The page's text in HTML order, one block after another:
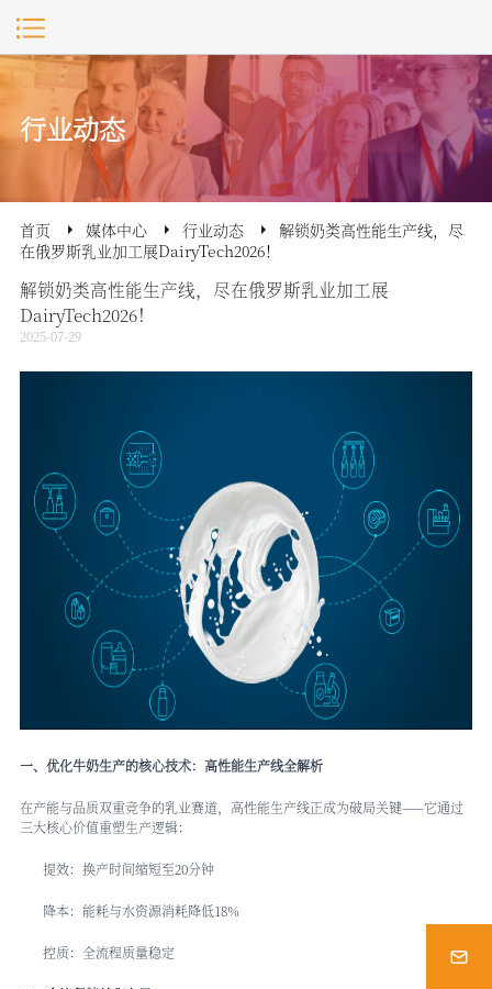
行业动态
首页 媒体中心 行业动态
解锁奶类高性能生产线，尽
在俄罗斯乳业加工展DairyTech2026！
解锁奶类高性能生产线，尽在俄罗斯乳业加工展
DairyTech2026！
2025-07-29
一、优化牛奶生产的核心技术：高性能生产线全解析
在产能与品质双重竞争的乳业赛道，高性能生产线正成为破局关键——它通过
三大核心价值重塑生产逻辑：
提效：换产时间缩短至20分钟
降本：能耗与水资源消耗降低18%
控质：全流程质量稳定